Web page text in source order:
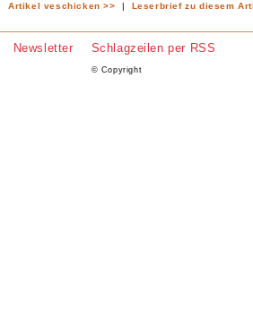
Artikel veschicken >> | Leserbrief zu diesem
Newsletter Schlagzeilen per RSS
© Copyright